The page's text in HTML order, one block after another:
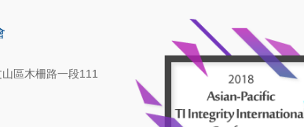
區木柵路一段111